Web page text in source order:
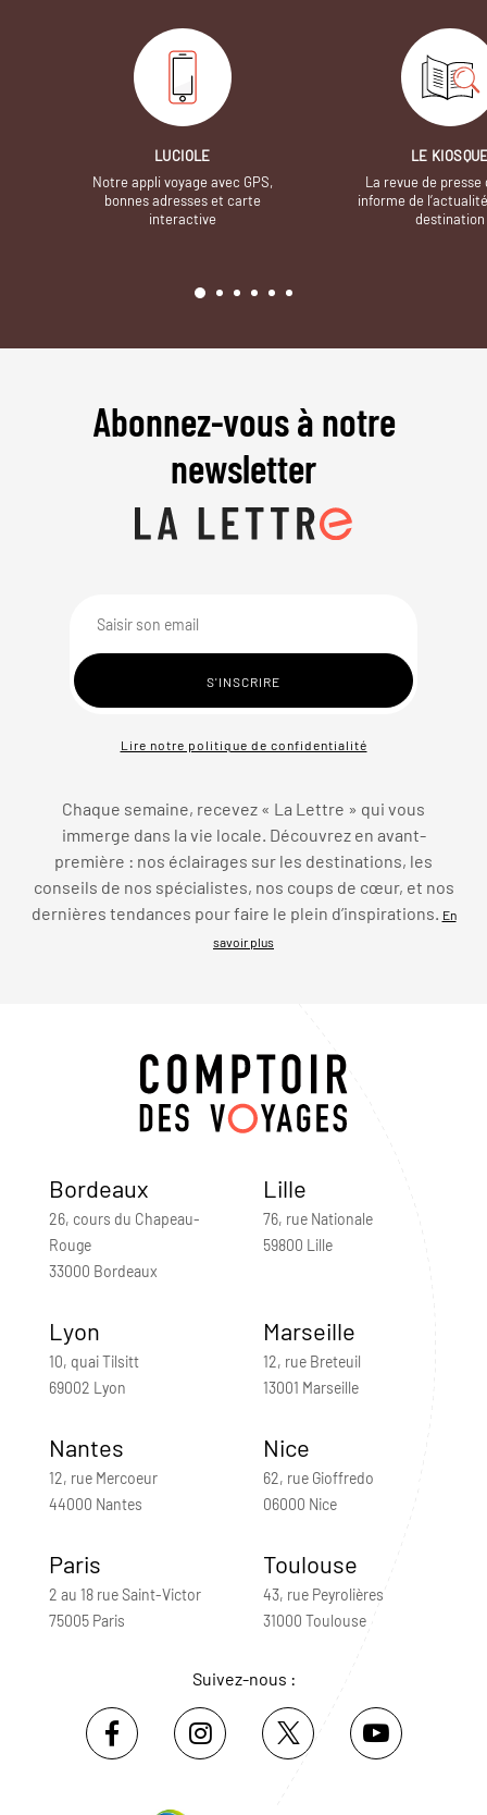
LUCIOLE
Notre appli voyage avec GPS,
bonnes adresses et carte
interactive
LE
La revue de presse
informe de
destination
Abonnez-vous à notre
newsletter
Lire notre politique de confidentialité
Chaque semaine, recevez « La Lettre » qui vous
immerge dans la vie locale. Découvrez en avant-
première : nos éclairages sur les destinations, les
conseils de nos spécialistes, nos coups de cœur, et nos
dernières tendances pour faire le plein d’inspirations. En
savoir plus
Bordeaux
26, cours du Chapeau-
Rouge
33000 Bordeaux
Lille
76, rue Nationale
59800 Lille
Lyon
10, quai Tilsitt
69002 Lyon
Marseille
12, rue Breteuil
13001 Marseille
Nantes
12, rue Mercoeur
44000 Nantes
Nice
62, rue Gioffredo
06000 Nice
Paris
2 au 18 rue Saint-Victor
75005 Paris
Toulouse
43, rue Peyrolières
31000 Toulouse
Suivez-nous :